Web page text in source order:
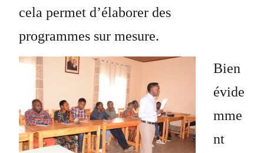
cela permet d’élaborer des
programmes sur mesure.
Bien
évide
mme
nt